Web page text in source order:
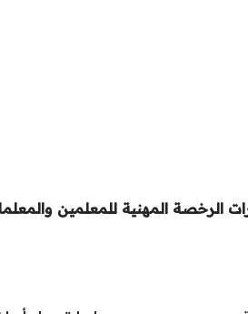
الرخصة المهنية للمعلمين